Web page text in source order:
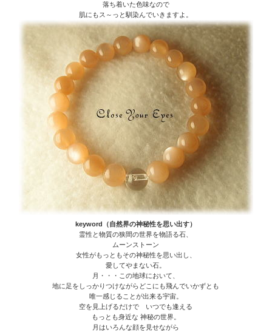
落ち着いた色味なので
肌にもス～っと馴染んでいきますよ。
keyword（自然界の神秘性を思い出す）
霊性と物質の狭間の世界を物語る石、
ムーンストーン
女性がもっともその神秘性を思い出し、
愛してやまない石。
月・・・この地球において、
地に足をしっかりつけながらどこにも飛んでいかずとも
唯一感じることが出来る宇宙。
空を見上げるだけで いつでも逢える
もっとも身近な 神秘の世界。
月はいろんな顔を見せながら